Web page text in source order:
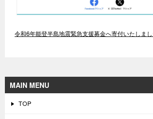
令和6年能登半島地震緊急支援募金へ寄付いたしまし
MAIN MENU
TOP